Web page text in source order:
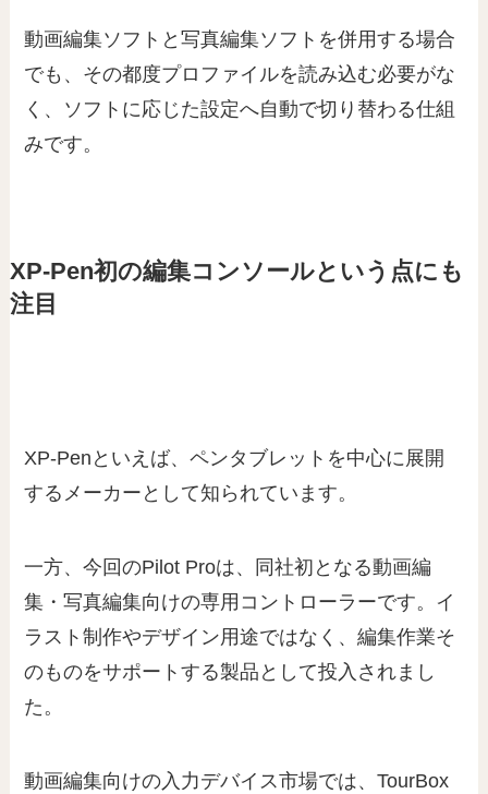
動画編集ソフトと写真編集ソフトを併用する場合
でも、その都度プロファイルを読み込む必要がな
く、ソフトに応じた設定へ自動で切り替わる仕組
みです。
XP-Pen初の編集コンソールという点にも
注目
XP-Penといえば、ペンタブレットを中心に展開
するメーカーとして知られています。
一方、今回のPilot Proは、同社初となる動画編
集・写真編集向けの専用コントローラーです。イ
ラスト制作やデザイン用途ではなく、編集作業そ
のものをサポートする製品として投入されまし
た。
動画編集向けの入力デバイス市場では、TourBox